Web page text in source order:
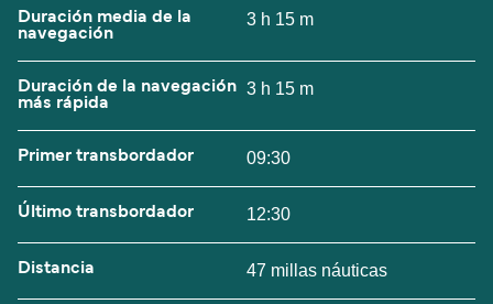
Duración media de la
navegación
3 h 15 m
Duración de la navegación
más rápida
3 h 15 m
Primer transbordador 09:30
Último transbordador 12:30
Distancia 47 millas náuticas